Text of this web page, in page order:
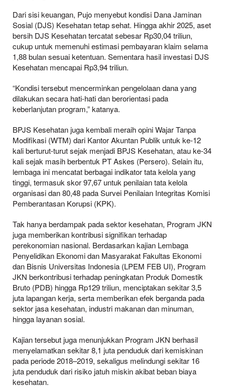
Dari sisi keuangan, Pujo menyebut kondisi Dana Jaminan
Sosial (DJS) Kesehatan tetap sehat. Hingga akhir 2025, aset
bersih DJS Kesehatan tercatat sebesar Rp30,04 triliun,
cukup untuk memenuhi estimasi pembayaran klaim selama
1,88 bulan sesuai ketentuan. Sementara hasil investasi DJS
Kesehatan mencapai Rp3,94 triliun.
“Kondisi tersebut mencerminkan pengelolaan dana yang
dilakukan secara hati-hati dan berorientasi pada
keberlanjutan program,” katanya.
BPJS Kesehatan juga kembali meraih opini Wajar Tanpa
Modifikasi (WTM) dari Kantor Akuntan Publik untuk ke-12
kali berturut-turut sejak menjadi BPJS Kesehatan, atau ke-34
kali sejak masih berbentuk PT Askes (Persero). Selain itu,
lembaga ini mencatat berbagai indikator tata kelola yang
tinggi, termasuk skor 97,67 untuk penilaian tata kelola
organisasi dan 80,48 pada Survei Penilaian Integritas Komisi
Pemberantasan Korupsi (KPK).
Tak hanya berdampak pada sektor kesehatan, Program JKN
juga memberikan kontribusi signifikan terhadap
perekonomian nasional. Berdasarkan kajian Lembaga
Penyelidikan Ekonomi dan Masyarakat Fakultas Ekonomi
dan Bisnis Universitas Indonesia (LPEM FEB UI), Program
JKN berkontribusi terhadap peningkatan Produk Domestik
Bruto (PDB) hingga Rp129 triliun, menciptakan sekitar 3,5
juta lapangan kerja, serta memberikan efek berganda pada
sektor jasa kesehatan, industri makanan dan minuman,
hingga layanan sosial.
Kajian tersebut juga menunjukkan Program JKN berhasil
menyelamatkan sekitar 8,1 juta penduduk dari kemiskinan
pada periode 2018–2019, sekaligus melindungi sekitar 16
juta penduduk dari risiko jatuh miskin akibat beban biaya
kesehatan.